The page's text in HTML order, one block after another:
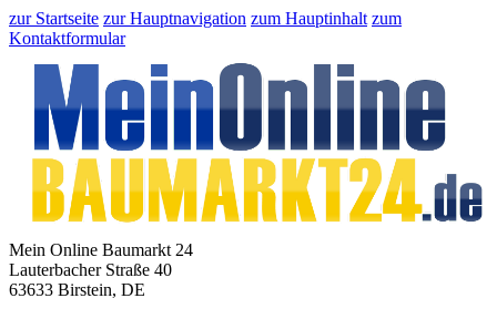
zur Startseite zur Hauptnavigation zum Hauptinhalt zum
Kontaktformular
Mein Online Baumarkt 24
Lauterbacher Straße 40
63633 Birstein, DE